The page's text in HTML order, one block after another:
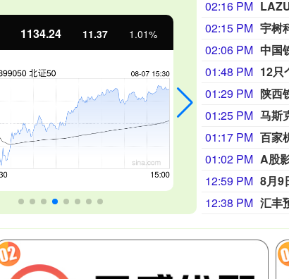
1134.24 11.37 1.01% 创业板指
02:16 PM
02:15 PM 宇树
02:06 PM
01:48 PM 12只
01:29 PM 陕西
01:25 PM 马斯
01:17 PM 百家
01:02 PM A股
12:59 PM 8月9
12:38 PM 汇丰